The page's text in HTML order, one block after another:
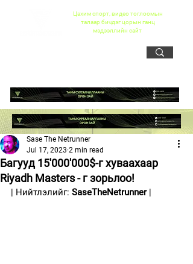
Цахим спорт, видео тоглоомын
талаар бичдэг цорын ганц
мэдээллийн сайт
Багууд 15'000'000$-г хуваахаар
Riyadh Masters - г зорьлоо!
Sase The Netrunner
Jul 17, 2023 2 min read
| Нийтлэлийг: SaseTheNetrunner |